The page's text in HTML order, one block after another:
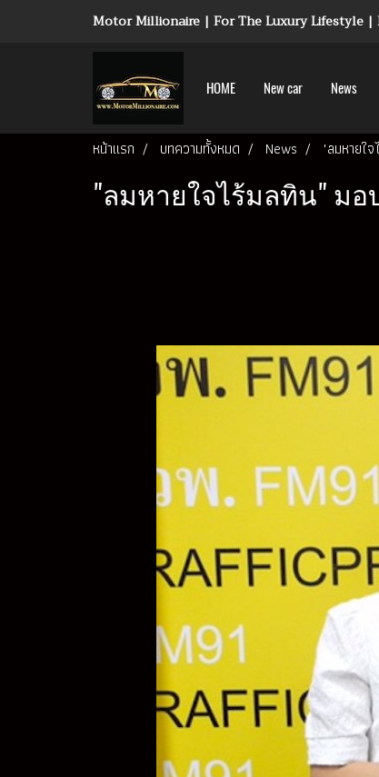
Motor Millionaire | For The Luxury Lifestyle
HOME New car News
หน้าแรก บทความทั้งหมด News "ลมหายใ
"ลมหายใจไร้มลทิน" มอ